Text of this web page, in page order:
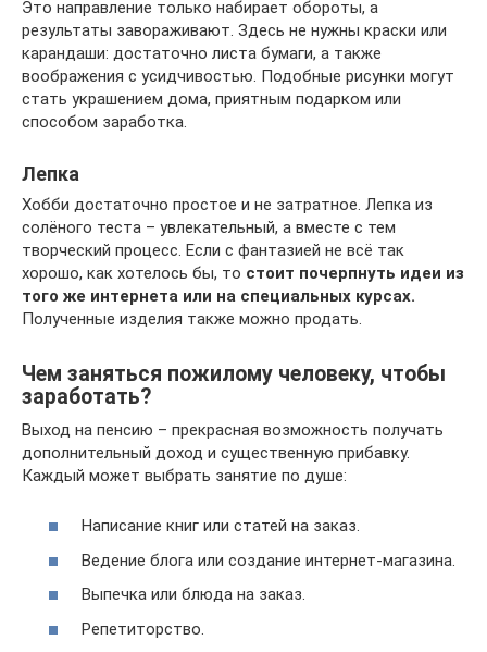
Это направление только набирает обороты, а
результаты завораживают. Здесь не нужны краски или
карандаши: достаточно листа бумаги, а также
воображения с усидчивостью. Подобные рисунки могут
стать украшением дома, приятным подарком или
способом заработка.
Лепка
Хобби достаточно простое и не затратное. Лепка из
солёного теста – увлекательный, а вместе с тем
творческий процесс. Если с фантазией не всё так
хорошо, как хотелось бы, то стоит почерпнуть идеи из
того же интернета или на специальных курсах.
Полученные изделия также можно продать.
Чем заняться пожилому человеку, чтобы
заработать?
Выход на пенсию – прекрасная возможность получать
дополнительный доход и существенную прибавку.
Каждый может выбрать занятие по душе:
Написание книг или статей на заказ.
Ведение блога или создание интернет-магазина.
Выпечка или блюда на заказ.
Репетиторство.